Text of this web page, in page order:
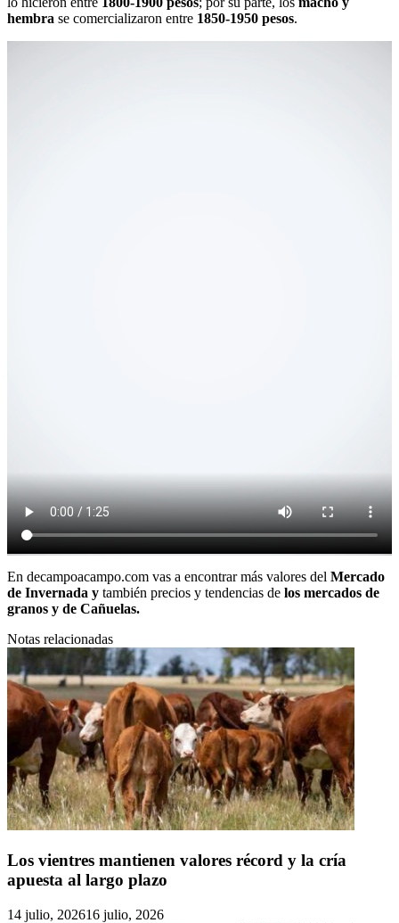
hembra se comercializaron entre 1850-1950 pesos.
En decampoacampo.com vas a encontrar más valores del Mercado
de Invernada y también precios y tendencias de los mercados de
granos y de Cañuelas.
Notas relacionadas
Los vientres mantienen valores récord y la cría
apuesta al largo plazo
14 julio, 202616 julio, 2026